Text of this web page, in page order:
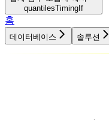
quantilesTimingIf
홈
데이터베이스 솔루션